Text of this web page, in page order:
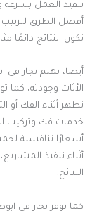
تنفيذ العمل
أفضل الطرق لترتيب
تكون النتائج دائمًا
أيضا، تهتم نجار في
الأثاث وجودته، كما
تظهر أثناء الفك أو
خدمات فك وتركيب
أسعارًا تنافسية
أثناء تنفيذ
النتائج.
كما توفر نجار في